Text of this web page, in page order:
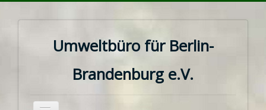
Umweltbüro für Berlin-
Brandenburg e.V.